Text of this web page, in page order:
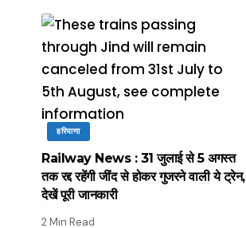
हरियाणा
Railway News : 31 जुलाई से 5 अगस्त
तक रद्द रहेंगी जींद से होकर गुजरने वाली ये ट्रेन,
देखें पूरी जानकारी
2 Min Read